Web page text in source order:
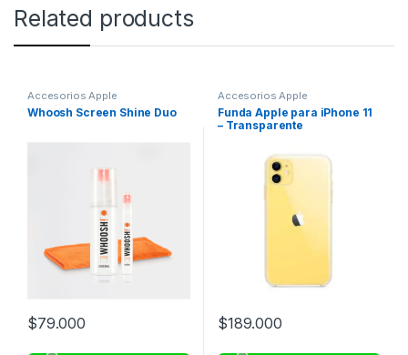
Related products
Accesorios Apple
Whoosh Screen Shine Duo
$79.000
Accesorios Apple
Funda Apple para iPhone 11
– Transparente
$189.000